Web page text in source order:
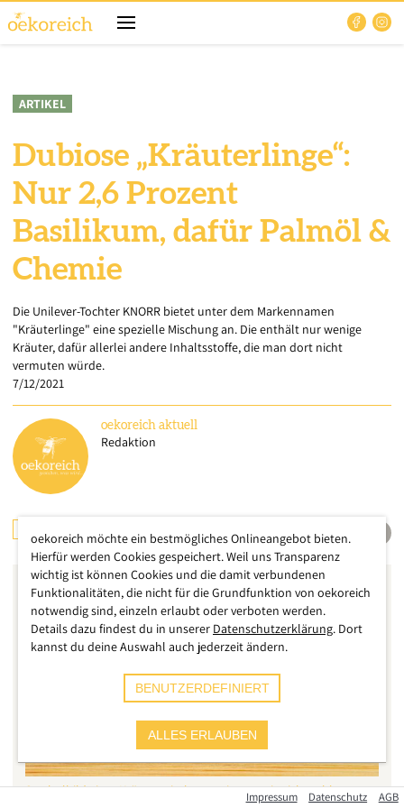
ARTIKEL
Dubiose „Kräuterlinge“:
Nur 2,6 Prozent
Basilikum, dafür Palmöl &
Chemie
Die Unilever-Tochter KNORR bietet unter dem Markennamen
"Kräuterlinge" eine spezielle Mischung an. Die enthält nur wenige
Kräuter, dafür allerlei andere Inhaltsstoffe, die man dort nicht
vermuten würde.
7/12/2021
oekoreich aktuell
Redaktion
Symbolbild einer Kräutermischung, wie man sie sich wohl
Impressum Datenschutz AGB
oekoreich möchte ein bestmögliches Onlineangebot bieten.
Hierfür werden Cookies gespeichert. Weil uns Transparenz
wichtig ist können Cookies und die damit verbundenen
Funktionalitäten, die nicht für die Grundfunktion von oekoreich
notwendig sind, einzeln erlaubt oder verboten werden.
Details dazu findest du in unserer Datenschutzerklärung. Dort
kannst du deine Auswahl auch jederzeit ändern.
BENUTZERDEFINIERT
ALLES ERLAUBEN